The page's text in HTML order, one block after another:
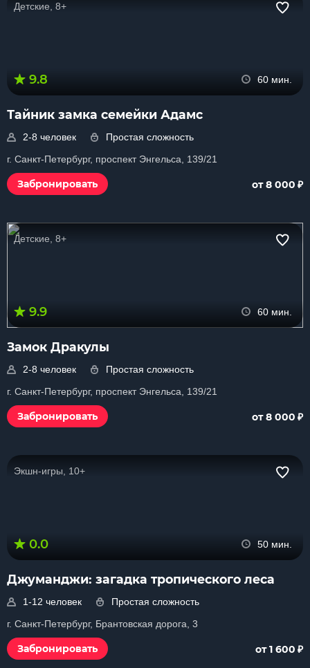
Детские, 8+
9.8 60 мин.
Тайник замка семейки Адамс
2-8 человек
Простая сложность
г. Санкт-Петербург, проспект Энгельса, 139/21
Забронировать от 8 000 ₽
Детские, 8+
9.9 60 мин.
Замок Дракулы
2-8 человек
Простая сложность
г. Санкт-Петербург, проспект Энгельса, 139/21
Забронировать от 8 000 ₽
Экшн-игры, 10+
0.0 50 мин.
Джуманджи: загадка тропического леса
1-12 человек
Простая сложность
г. Санкт-Петербург, Брантовская дорога, 3
Забронировать от 1 600 ₽